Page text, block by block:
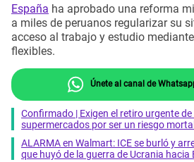
España ha aprobado una reforma
a miles de peruanos regularizar su
acceso al trabajo y estudio
flexibles.
Únete al canal de
Confirmado | Exigen el retiro urgente
supermercados por ser un riesgo
ALARMA en Walmart: ICE se burló y
que huyó de la guerra de Ucrania hacia